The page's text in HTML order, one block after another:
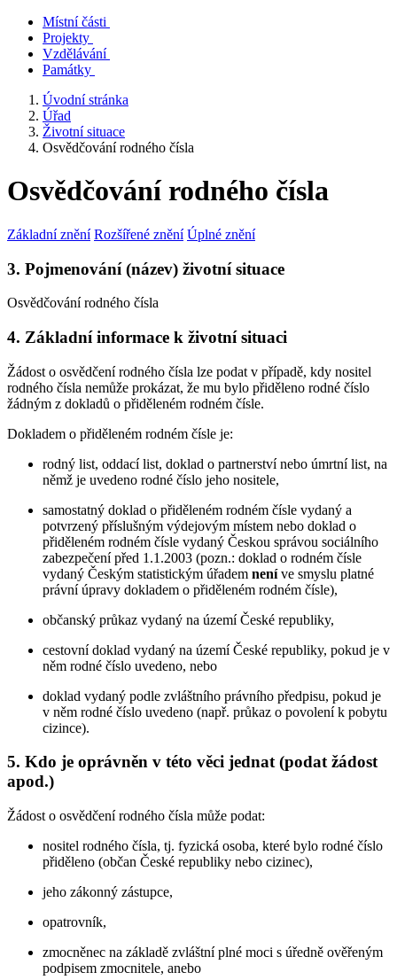
Místní části
Projekty
Vzdělávání
Památky
Úvodní stránka
Úřad
Životní situace
Osvědčování rodného čísla
Osvědčování rodného čísla
Základní znění Rozšířené znění Úplné znění
3. Pojmenování (název) životní situace
Osvědčování rodného čísla
4. Základní informace k životní situaci
Žádost o osvědčení rodného čísla lze podat v případě, kdy nositel
rodného čísla nemůže prokázat, že mu bylo přiděleno rodné číslo
žádným z dokladů o přiděleném rodném čísle.
Dokladem o přiděleném rodném čísle je:
rodný list, oddací list, doklad o partnerství nebo úmrtní list, na
němž je uvedeno rodné číslo jeho nositele,
samostatný doklad o přiděleném rodném čísle vydaný a
potvrzený příslušným výdejovým místem nebo doklad o
přiděleném rodném čísle vydaný Českou správou sociálního
zabezpečení před 1.1.2003 (pozn.: doklad o rodném čísle
vydaný Českým statistickým úřadem neníve smyslu platné
právní úpravy dokladem o přiděleném rodném čísle),
občanský průkaz vydaný na území České republiky,
cestovní doklad vydaný na území České republiky, pokud je v
něm rodné číslo uvedeno, nebo
doklad vydaný podle zvláštního právního předpisu, pokud je
v něm rodné číslo uvedeno (např. průkaz o povolení k pobytu
cizince).
5. Kdo je oprávněn v této věci jednat (podat žádost
apod.)
Žádost o osvědčení rodného čísla může podat:
nositel rodného čísla, tj. fyzická osoba, které bylo rodné číslo
přiděleno (občan České republiky nebo cizinec),
jeho zákonný zástupce,
opatrovník,
zmocněnec na základě zvláštní plné moci s úředně ověřeným
podpisem zmocnitele, anebo